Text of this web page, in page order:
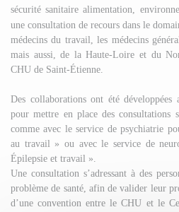
sécurité sanitaire alimentation,
une consultation de recours dans le
médecins du travail, les médecins
mais aussi, de la Haute-Loire et du
CHU de Saint-Étienne.
Des collaborations ont été développées
pour mettre en place des consultations
comme avec le service de psychiatrie
au travail » ou avec le service de
Épilepsie et travail ».
Une consultation s’adressant à des
problème de santé, afin de valider leur
d’une convention entre le CHU et le